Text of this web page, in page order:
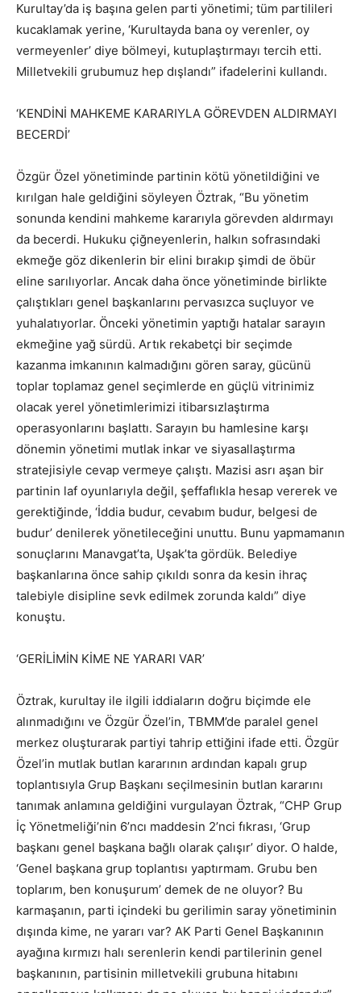
Kurultay’da iş başına gelen parti yönetimi; tüm partilileri
kucaklamak yerine, ‘Kurultayda bana oy verenler, oy
vermeyenler’ diye bölmeyi, kutuplaştırmayı tercih etti.
Milletvekili grubumuz hep dışlandı” ifadelerini kullandı.
‘KENDİNİ MAHKEME KARARIYLA GÖREVDEN ALDIRMAYI
BECERDİ’
Özgür Özel yönetiminde partinin kötü yönetildiğini ve
kırılgan hale geldiğini söyleyen Öztrak, “Bu yönetim
sonunda kendini mahkeme kararıyla görevden aldırmayı
da becerdi. Hukuku çiğneyenlerin, halkın sofrasındaki
ekmeğe göz dikenlerin bir elini bırakıp şimdi de öbür
eline sarılıyorlar. Ancak daha önce yönetiminde birlikte
çalıştıkları genel başkanlarını pervasızca suçluyor ve
yuhalatıyorlar. Önceki yönetimin yaptığı hatalar sarayın
ekmeğine yağ sürdü. Artık rekabetçi bir seçimde
kazanma imkanının kalmadığını gören saray, gücünü
toplar toplamaz genel seçimlerde en güçlü vitrinimiz
olacak yerel yönetimlerimizi itibarsızlaştırma
operasyonlarını başlattı. Sarayın bu hamlesine karşı
dönemin yönetimi mutlak inkar ve siyasallaştırma
stratejisiyle cevap vermeye çalıştı. Mazisi asrı aşan bir
partinin laf oyunlarıyla değil, şeffaflıkla hesap vererek ve
gerektiğinde, ‘İddia budur, cevabım budur, belgesi de
budur’ denilerek yönetileceğini unuttu. Bunu yapmamanın
sonuçlarını Manavgat’ta, Uşak’ta gördük. Belediye
başkanlarına önce sahip çıkıldı sonra da kesin ihraç
talebiyle disipline sevk edilmek zorunda kaldı” diye
konuştu.
‘GERİLİMİN KİME NE YARARI VAR’
Öztrak, kurultay ile ilgili iddiaların doğru biçimde ele
alınmadığını ve Özgür Özel’in, TBMM’de paralel genel
merkez oluşturarak partiyi tahrip ettiğini ifade etti. Özgür
Özel’in mutlak butlan kararının ardından kapalı grup
toplantısıyla Grup Başkanı seçilmesinin butlan kararını
tanımak anlamına geldiğini vurgulayan Öztrak, “CHP Grup
İç Yönetmeliği’nin 6’ncı maddesin 2’nci fıkrası, ‘Grup
başkanı genel başkana bağlı olarak çalışır’ diyor. O halde,
‘Genel başkana grup toplantısı yaptırmam. Grubu ben
toplarım, ben konuşurum’ demek de ne oluyor? Bu
karmaşanın, parti içindeki bu gerilimin saray yönetiminin
dışında kime, ne yararı var? AK Parti Genel Başkanının
ayağına kırmızı halı serenlerin kendi partilerinin genel
başkanının, partisinin milletvekili grubuna hitabını